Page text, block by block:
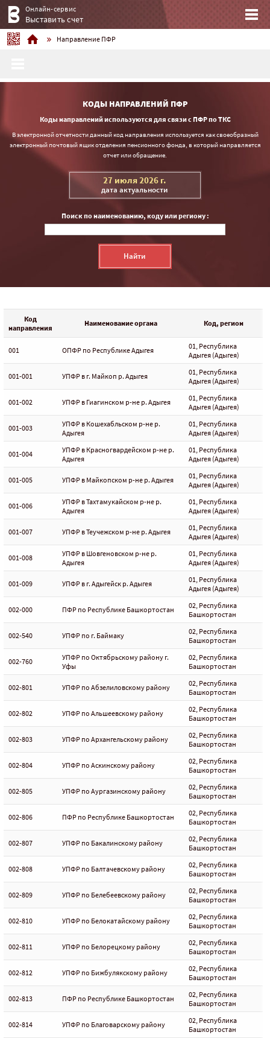
Онлайн-сервис
Выставить счет
Направление ПФР
КОДЫ НАПРАВЛЕНИЙ ПФР
Коды направлений используются для связи с ПФР по ТКС
В электронной отчетности данный код направления используется как своеобразный
электронный почтовый ящик отделения пенсионного фонда, в который направляется
отчет или обращение.
27 июля 2026 г.
дата актуальности
Поиск по наименованию, коду или региону :
Найти
Код
направления
Наименование органа Код, регион
001 ОПФР по Республике Адыгея
01, Республика
Адыгея (Адыгея)
001-001 УПФР в г. Майкоп р. Адыгея
01, Республика
Адыгея (Адыгея)
001-002 УПФР в Гиагинском р-не р. Адыгея
01, Республика
Адыгея (Адыгея)
001-003
УПФР в Кошехабльском р-не р.
Адыгея
01, Республика
Адыгея (Адыгея)
001-004
УПФР в Красногвардейском р-не р.
Адыгея
01, Республика
Адыгея (Адыгея)
001-005 УПФР в Майкопском р-не р. Адыгея
01, Республика
Адыгея (Адыгея)
001-006
УПФР в Тахтамукайском р-не р.
Адыгея
01, Республика
Адыгея (Адыгея)
001-007 УПФР в Теучежском р-не р. Адыгея
01, Республика
Адыгея (Адыгея)
001-008
УПФР в Шовгеновском р-не р.
Адыгея
01, Республика
Адыгея (Адыгея)
001-009 УПФР в г. Адыгейск р. Адыгея
01, Республика
Адыгея (Адыгея)
002-000 ПФР по Республике Башкортостан
02, Республика
Башкортостан
002-540 УПФР по г. Баймаку
02, Республика
Башкортостан
002-760
УПФР по Октябрьскому району г.
Уфы
02, Республика
Башкортостан
002-801 УПФР по Абзелиловскому району
02, Республика
Башкортостан
002-802 УПФР по Альшеевскому району
02, Республика
Башкортостан
002-803 УПФР по Архангельскому району
02, Республика
Башкортостан
002-804 УПФР по Аскинскому району
02, Республика
Башкортостан
002-805 УПФР по Аургазинскому району
02, Республика
Башкортостан
002-806 ПФР по Республике Башкортостан
02, Республика
Башкортостан
002-807 УПФР по Бакалинскому району
02, Республика
Башкортостан
002-808 УПФР по Балтачевскому району
02, Республика
Башкортостан
002-809 УПФР по Белебеевскому району
02, Республика
Башкортостан
002-810 УПФР по Белокатайскому району
02, Республика
Башкортостан
002-811 УПФР по Белорецкому району
02, Республика
Башкортостан
002-812 УПФР по Бижбулякскому району
02, Республика
Башкортостан
002-813 ПФР по Республике Башкортостан
02, Республика
Башкортостан
002-814 УПФР по Благоварскому району
02, Республика
Башкортостан